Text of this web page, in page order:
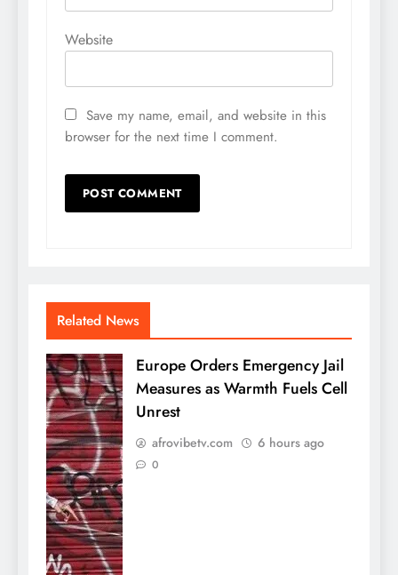
Website
Save my name, email, and website in this
browser for the next time I comment.
Related News
Europe Orders Emergency Jail
Measures as Warmth Fuels Cell
Unrest
afrovibetv.com 6 hours ago
0